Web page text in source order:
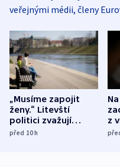
veřejnými médii, členy
„Musíme zapojit
ženy.“ Litevští
politici zvažují
dohodu o
před 10h
z